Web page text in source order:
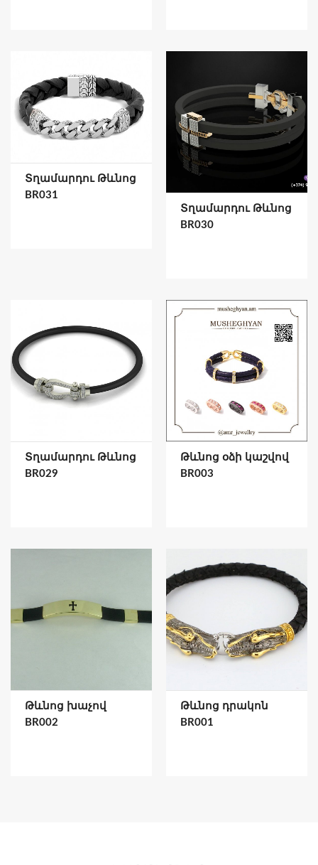
Տղամարդու Թևնոց
BR031
Տղամարդու Թևնոց
BR030
Տղամարդու Թևնոց
BR029
Թևնոց օձի կաշվով
BR003
Թևնոց խաչով
BR002
Թևնոց դրակոն
BR001